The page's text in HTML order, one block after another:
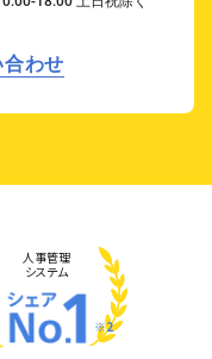
わせ
人事管理
システム
※2